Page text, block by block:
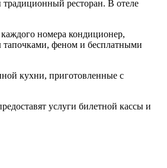
традиционный ресторан. В отеле
номера кондиционер,
тапочками, феном и бесплатными
кухни, приготовленные с
услуги билетной кассы и